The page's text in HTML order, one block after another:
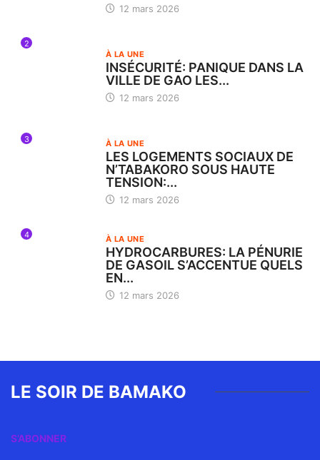
12 mars 2026
2
À LA UNE
INSÉCURITÉ: PANIQUE DANS LA
VILLE DE GAO LES...
12 mars 2026
3 À LA UNE
LES LOGEMENTS SOCIAUX DE
N’TABAKORO SOUS HAUTE
TENSION:...
12 mars 2026
4 À LA UNE
HYDROCARBURES: LA PÉNURIE
DE GASOIL S’ACCENTUE QUELS
EN...
12 mars 2026
LE SOIR DE BAMAKO
S’ABONNER